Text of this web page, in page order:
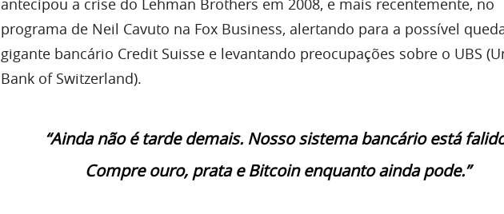
antecipou a crise do Lehman Brothers em 2008, e mais recentemente, no
programa de Neil Cavuto na Fox Business, alertando para a possível
gigante bancário Credit Suisse e levantando preocupações sobre o UBS
Bank of Switzerland).
“Ainda não é tarde demais. Nosso sistema bancário está
Compre ouro, prata e Bitcoin enquanto ainda pode.”